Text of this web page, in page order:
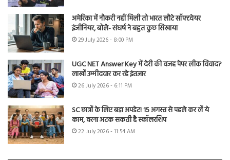
अमेरिका में नौकरी नहीं मिली तो भारत लौटे सॉफ्टवेयर
इंजीनियर, बोले- संघर्ष ने बहुत कुछ सिखाया
29 July 2026 - 8:00 PM
UGC NET Answer Key में देरी की वजह पेपर लीक विवाद?
लाखों उम्मीदवार कर रहे इंतजार
26 July 2026 - 6:11 PM
SC छात्रों के लिए बड़ा अपडेट! 15 अगस्त से पहले कर लें ये
काम, वरना अटक सकती है स्कॉलरशिप
22 July 2026 - 11:54 AM